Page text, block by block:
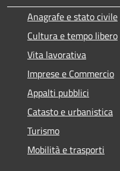
Anagrafe e stato civile
Cultura e tempo libero
Vita lavorativa
Imprese e Commercio
Appalti pubblici
Catasto e urbanistica
Turismo
Mobilità e trasporti